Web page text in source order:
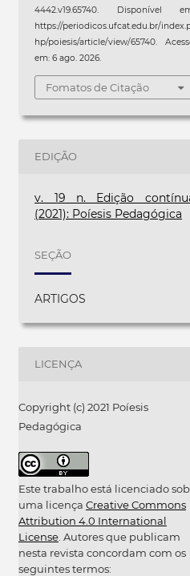
4442.v19.65740. Disponível
https://periodicos.ufcat.edu.br/
hp/poiesis/article/view/65740.
em: 6 ago. 2026.
Fomatos de Citação
EDIÇÃO
v. 19 n. Edição
(2021): Poíesis Pedagógica
SEÇÃO
ARTIGOS
LICENÇA
Copyright (c) 2021 Poíesis
Pedagógica
Este trabalho está licenciado sob
uma licença Creative Commons
Attribution 4.0 International
License . Autores que publicam
nesta revista concordam com os
seguintes termos: